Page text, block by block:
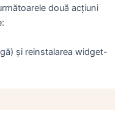
două acțiuni
și reinstalarea widget-